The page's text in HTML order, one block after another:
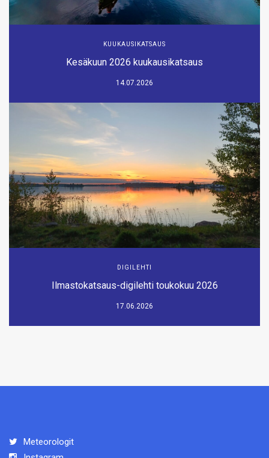
KUUKAUSIKATSAUS
Kesäkuun 2026 kuukausikatsaus
14.07.2026
DIGILEHTI
Ilmastokatsaus-digilehti toukokuu 2026
17.06.2026
Meteorologit